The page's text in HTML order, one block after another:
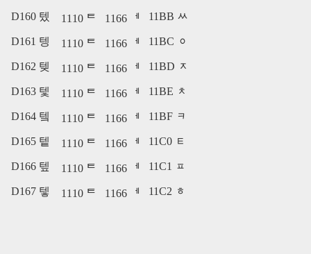
D160 텠 1110 ᄐ 1166 ᅦ 11BB ᆻ
D161 텡 1110 ᄐ 1166 ᅦ 11BC ᆼ
D162 텢 1110 ᄐ 1166 ᅦ 11BD ᆽ
D163 텣 1110 ᄐ 1166 ᅦ 11BE ᆾ
D164 텤 1110 ᄐ 1166 ᅦ 11BF ᆿ
D165 텥 1110 ᄐ 1166 ᅦ 11C0 ᇀ
D166 텦 1110 ᄐ 1166 ᅦ 11C1 ᇁ
D167 텧 1110 ᄐ 1166 ᅦ 11C2 ᇂ